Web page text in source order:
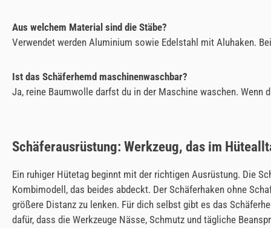
Aus welchem Material sind die Stäbe?
Verwendet werden Aluminium sowie Edelstahl mit Aluhaken.
Ist das Schäferhemd maschinenwaschbar?
Ja, reine Baumwolle darfst du in der Maschine waschen.
Schäferausrüstung: Werkzeug, das im
Ein ruhiger Hütetag beginnt mit der richtigen Ausrüstung. Die
Kombimodell, das beides abdeckt. Der Schäferhaken ohne
größere Distanz zu lenken. Für dich selbst gibt es das
dafür, dass die Werkzeuge Nässe, Schmutz und tägliche